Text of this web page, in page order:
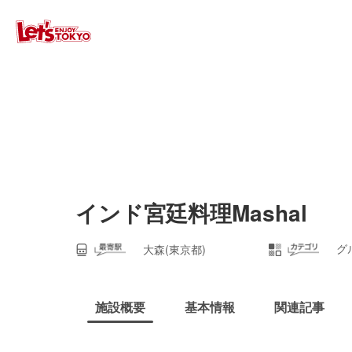
インド宮廷料理Mashal
大森(東京都) グ
施設概要 基本情報 関連記事